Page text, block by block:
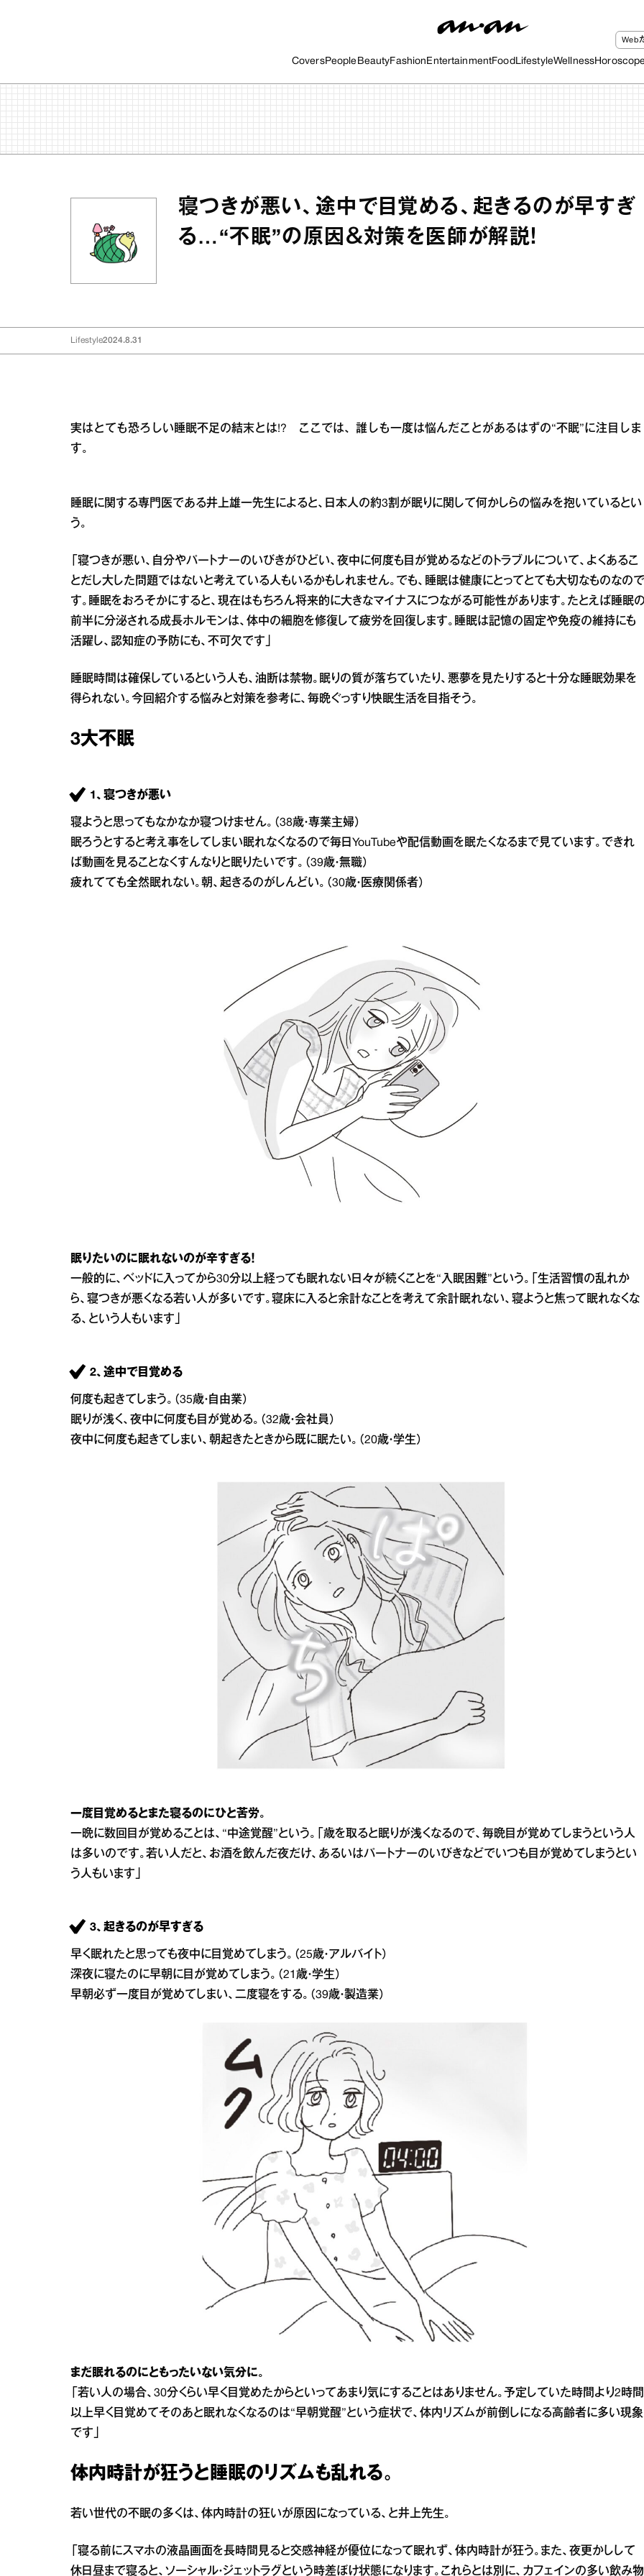
CoversPeople BeautyFashion EntertainmentFood LifestyleWellness
Web
寝つきが悪い、途中で目覚める、起きるのが早すぎ
る…“不眠”の原因＆対策を医師が解説！
Lifestyle2024.8.31
実はとても恐ろしい睡眠不足の結末とは!? ここでは、誰しも一度は悩んだことがあるはずの“不眠”に注目しま
す。
睡眠に関する専門医である井上雄一先生によると、日本人の約3割が眠りに関して何かしらの悩みを抱いているとい
う。
「寝つきが悪い、自分やパートナーのいびきがひどい、夜中に何度も目が覚めるなどのトラブルについて、よくあるこ
とだし大した問題ではないと考えている人もいるかもしれません。でも、睡眠は健康にとってとても大切なものなので
す。睡眠をおろそかにすると、現在はもちろん将来的に大きなマイナスにつながる可能性があります。たとえば睡眠
前半に分泌される成長ホルモンは、体中の細胞を修復して疲労を回復します。睡眠は記憶の固定や免疫の維持にも
活躍し、認知症の予防にも、不可欠です」
睡眠時間は確保しているという人も、油断は禁物。眠りの質が落ちていたり、悪夢を見たりすると十分な睡眠効果を
得られない。今回紹介する悩みと対策を参考に、毎晩ぐっすり快眠生活を目指そう。
3大不眠
1、寝つきが悪い
寝ようと思ってもなかなか寝つけません。（38歳・専業主婦）
眠ろうとすると考え事をしてしまい眠れなくなるので毎日YouTubeや配信動画を眠たくなるまで見ています。できれ
ば動画を見ることなくすんなりと眠りたいです。（39歳・無職）
疲れてても全然眠れない。朝、起きるのがしんどい。（30歳・医療関係者）
眠りたいのに眠れないのが辛すぎる！
一般的に、ベッドに入ってから30分以上経っても眠れない日々が続くことを“入眠困難”という。「生活習慣の乱れか
ら、寝つきが悪くなる若い人が多いです。寝床に入ると余計なことを考えて余計眠れない、寝ようと焦って眠れなくな
る、という人もいます」
2、途中で目覚める
何度も起きてしまう。（35歳・自由業）
眠りが浅く、夜中に何度も目が覚める。（32歳・会社員）
夜中に何度も起きてしまい、朝起きたときから既に眠たい。（20歳・学生）
一度目覚めるとまた寝るのにひと苦労。
一晩に数回目が覚めることは、“中途覚醒”という。「歳を取ると眠りが浅くなるので、毎晩目が覚めてしまうという人
は多いのです。若い人だと、お酒を飲んだ夜だけ、あるいはパートナーのいびきなどでいつも目が覚めてしまうとい
う人もいます」
3、起きるのが早すぎる
早く眠れたと思っても夜中に目覚めてしまう。（25歳・アルバイト）
深夜に寝たのに早朝に目が覚めてしまう。（21歳・学生）
早朝必ず一度目が覚めてしまい、二度寝をする。（39歳・製造業）
まだ眠れるのにともったいない気分に。
「若い人の場合、30分くらい早く目覚めたからといってあまり気にすることはありません。予定していた時間より2時間
以上早く目覚めてそのあと眠れなくなるのは“早朝覚醒”という症状で、体内リズムが前倒しになる高齢者に多い現象
です」
体内時計が狂うと睡眠のリズムも乱れる。
若い世代の不眠の多くは、体内時計の狂いが原因になっている、と井上先生。
「寝る前にスマホの液晶画面を長時間見ると交感神経が優位になって眠れず、体内時計が狂う。また、夜更かしして
休日昼まで寝ると、ソーシャル・ジェットラグという時差ぼけ状態になります。これらとは別に、カフェインの多い飲み物